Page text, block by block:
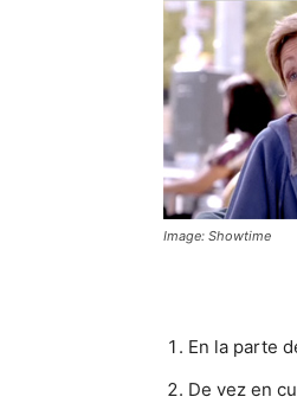
Image: Showtime
En la parte
De vez en